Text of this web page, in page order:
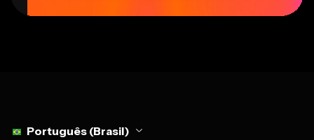
Português (Brasil)